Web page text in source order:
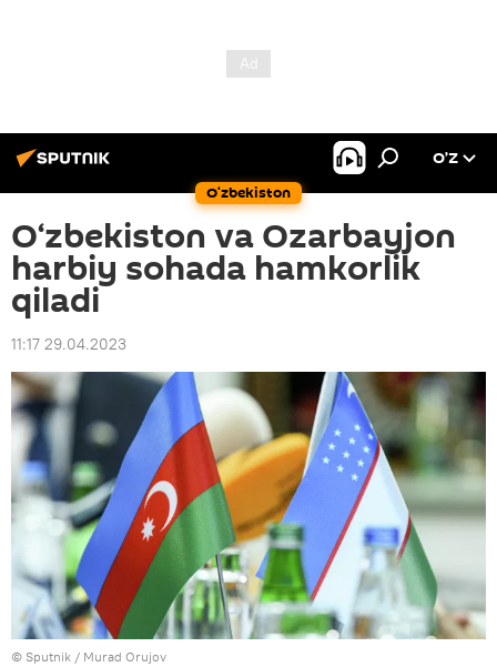
O‘zbekiston
O’Z
O‘zbekiston va Ozarbayjon
harbiy sohada hamkorlik
qiladi
11:17 29.04.2023
© Sputnik / Murad Orujov